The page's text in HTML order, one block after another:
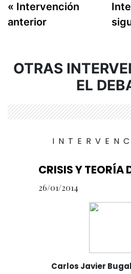
« Intervención
anterior
OTRAS
EL
CRISIS Y TEORÍA
26/01/2014
Carlos Javier